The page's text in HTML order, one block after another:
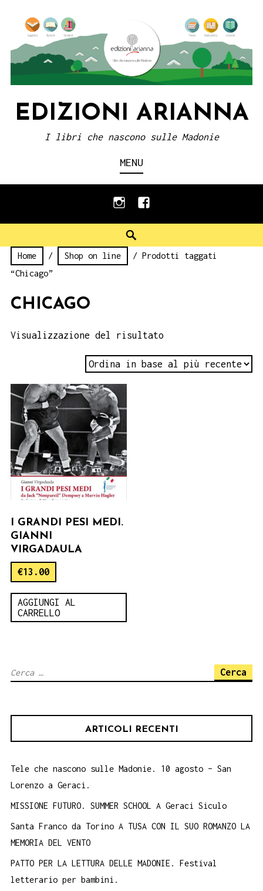
content
EDIZIONI ARIANNA
I libri che nascono sulle Madonie
MENU
instagramfacebook
Home / Shop on line
/ Prodotti taggati
“Chicago”
CHICAGO
Visualizzazione del risultato
I GRANDI PESI MEDI.
GIANNI
VIRGADAULA
€13.00
AGGIUNGI AL
CARRELLO
Ricerca
ARTICOLI RECENTI
Tele che nascono sulle Madonie. 10 agosto – San
Lorenzo a Geraci.
MISSIONE FUTURO. SUMMER SCHOOL A Geraci Siculo
Santa Franco da Torino A TUSA CON IL SUO ROMANZO LA
MEMORIA DEL VENTO
PATTO PER LA LETTURA DELLE MADONIE. Festival
letterario per bambini.